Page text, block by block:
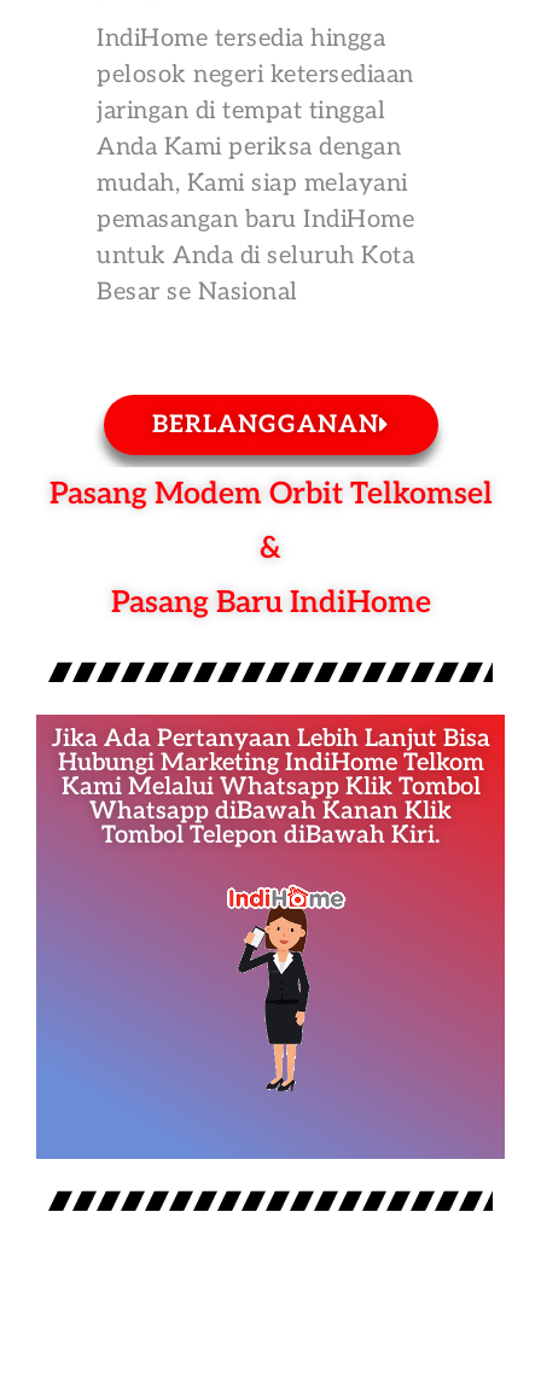
IndiHome tersedia hingga
pelosok negeri ketersediaan
jaringan di tempat tinggal
Anda Kami periksa dengan
mudah, Kami siap melayani
pemasangan baru IndiHome
untuk Anda di seluruh Kota
Besar se Nasional
BERLANGGANAN
Pasang Modem Orbit Telkomsel
&
Pasang Baru IndiHome
Jika Ada Pertanyaan Lebih Lanjut Bisa
Hubungi Marketing IndiHome Telkom
Kami Melalui Whatsapp Klik Tombol
Whatsapp diBawah Kanan Klik
Tombol Telepon diBawah Kiri.